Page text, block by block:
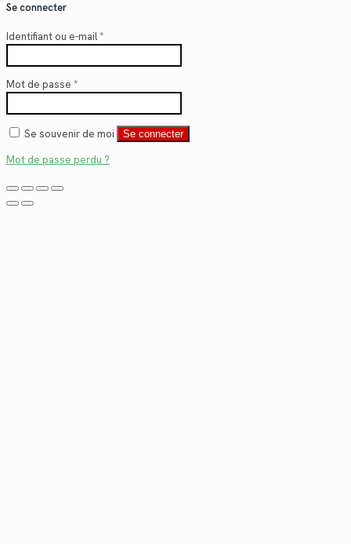
Se connecter
Identifiant ou e-mail*
Mot de passe *
Se souvenir de moi Se connecter
Mot de passe perdu ?